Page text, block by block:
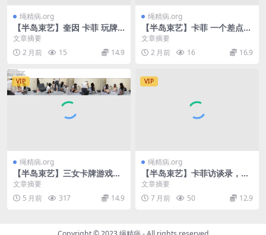
绳精病.org
【半岛束艺】奎因 卡菲 玩牌
一次干掉俩
文章摘要
2 月前
15 14.9
绳精病.org
【半岛束艺】卡菲 一个差点把
海语掰弯的女人
文章摘要
2 月前
16 16.9
VIP
绳精病.org
【半岛束艺】三女卡牌游戏，
还能召唤神兽 卡菲 白鲸 海语
文章摘要
5 月前
317 14.9
VIP
绳精病.org
【半岛束艺】卡菲访谈录，信
息量具大
文章摘要
7 月前
50 12.9